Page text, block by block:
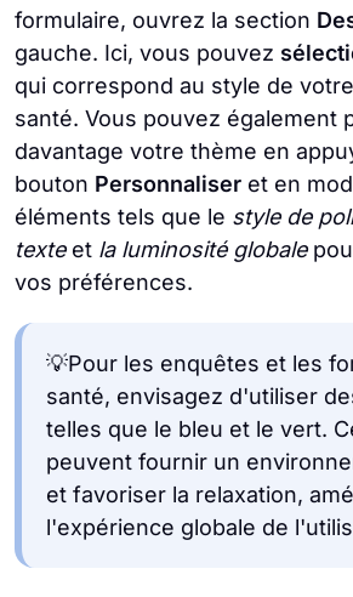
formulaire, ouvrez la section
gauche. Ici, vous pouvez
qui correspond au style de
santé. Vous pouvez également
davantage votre thème en
bouton Personnaliser et en
éléments tels que le style de
texte et la luminosité globale
vos préférences.
💡Pour les enquêtes et les
santé, envisagez d'utiliser
telles que le bleu et le vert.
peuvent fournir un
et favoriser la relaxation,
l'expérience globale de